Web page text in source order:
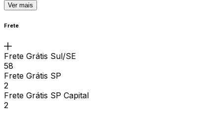
Ver mais
Frete
Frete Grátis Sul/SE
58
Frete Grátis SP
2
Frete Grátis SP Capital
2